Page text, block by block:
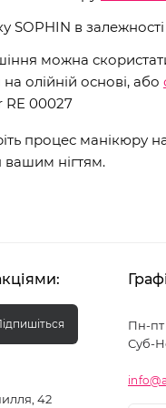
SOPHIN в
можна
олійній основі, або
RE 00027
процес манікюру
вашим нігтям.
42
Пн-пт
Суб-